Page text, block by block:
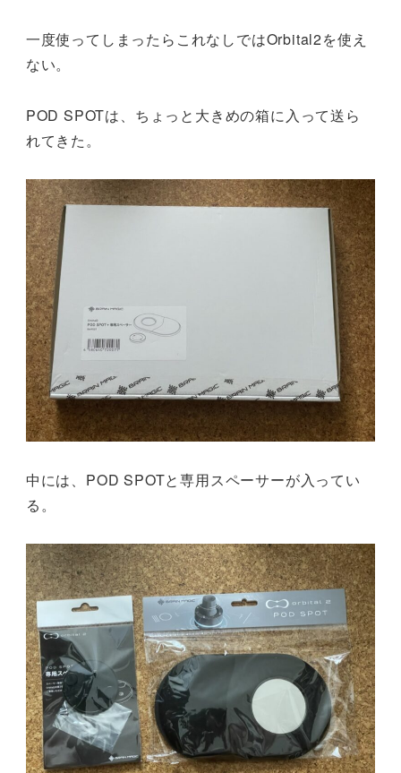
一度使ってしまったらこれなしではOrbital2を使え
ない。
POD SPOTは、ちょっと大きめの箱に入って送ら
れてきた。
中には、POD SPOTと専用スペーサーが入ってい
る。